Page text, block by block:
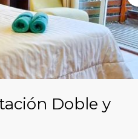
Doble y